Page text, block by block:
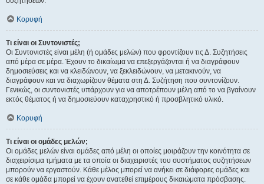
Κορυφή
Τι είναι οι Συντονιστές;
Οι Συντονιστές είναι μέλη (ή ομάδες μελών) που φροντίζουν τις Δ. Συζητήσεις
από μέρα σε μέρα. Έχουν το δικαίωμα να επεξεργάζονται ή να διαγράφουν
δημοσιεύσεις και να κλειδώνουν, να ξεκλειδώνουν, να μετακινούν, να
διαγράφουν και να διαχωρίζουν θέματα στη Δ. Συζήτηση που συντονίζουν.
Γενικώς, οι συντονιστές υπάρχουν για να αποτρέπουν μέλη από το να βγαίνουν
εκτός θέματος ή να δημοσιεύουν καταχρηστικό ή προσβλητικό υλικό.
Κορυφή
Τι είναι οι ομάδες μελών;
Οι ομάδες μελών είναι ομάδες από μέλη οι οποίες μοιράζουν την κοινότητα σε
διαχειρίσιμα τμήματα με τα οποία οι διαχειριστές του συστήματος συζητήσεων
μπορούν να εργαστούν. Κάθε μέλος μπορεί να ανήκει σε διάφορες ομάδες και
σε κάθε ομάδα μπορεί να έχουν ανατεθεί επιμέρους δικαιώματα πρόσβασης.